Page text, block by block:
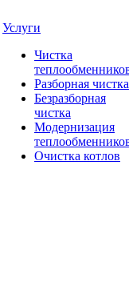
Услуги
Чистка
Разборная чистка
Безразборная
чистка
Модернизация
Очистка котлов